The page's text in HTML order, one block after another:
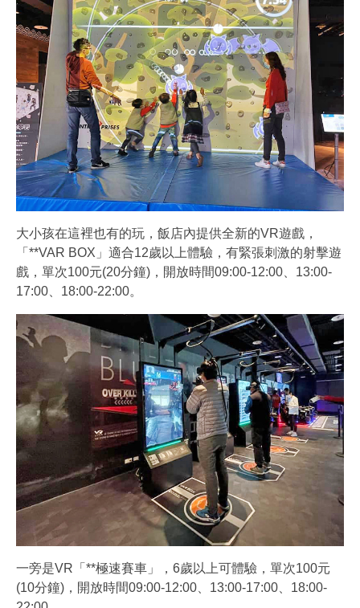
大小孩在這裡也有的玩，飯店內提供全新的VR遊戲，
「**VAR BOX」適合12歲以上體驗，有緊張刺激的射擊遊
戲，單次100元(20分鐘)，開放時間09:00-12:00、13:00-
17:00、18:00-22:00。
一旁是VR「**極速賽車」，6歲以上可體驗，單次100元
(10分鐘)，開放時間09:00-12:00、13:00-17:00、18:00-